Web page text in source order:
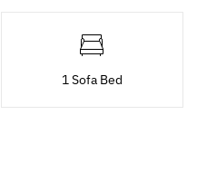
1 Sofa Bed